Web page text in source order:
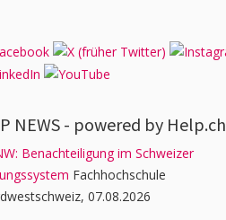
NEWS - powered by Help.ch
Benachteiligung im Schweizer
Fachhochschule
07.08.2026